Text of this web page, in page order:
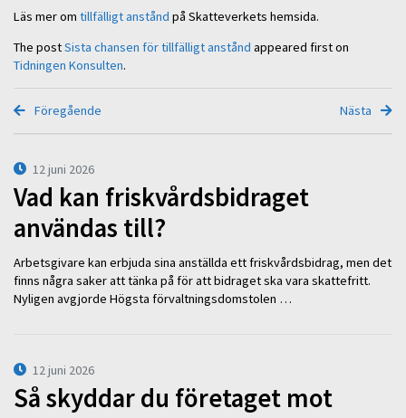
Läs mer om tillfälligt anstånd på Skatteverkets hemsida.
The postSista chansen för tillfälligt anstånd appeared first on
Tidningen Konsulten.
Föregående Nästa
12 juni 2026
Vad kan friskvårdsbidraget
användas till?
Arbetsgivare kan erbjuda sina anställda ett friskvårdsbidrag, men det
finns några saker att tänka på för att bidraget ska vara skattefritt.
Nyligen avgjorde Högsta förvaltningsdomstolen …
12 juni 2026
Så skyddar du företaget mot